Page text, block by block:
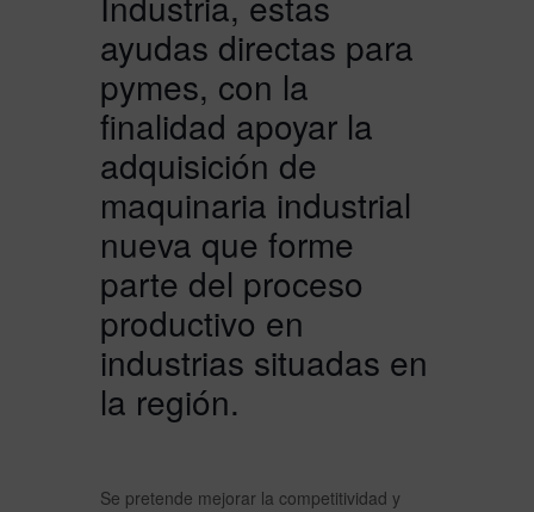
ayudas directas para
pymes, con la
finalidad apoyar la
adquisición de
maquinaria industrial
nueva que forme
parte del proceso
productivo en
industrias situadas en
la región.
Se pretende mejorar la competitividad y